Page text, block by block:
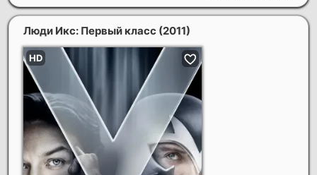
Люди Икс: Первый класс (2011)